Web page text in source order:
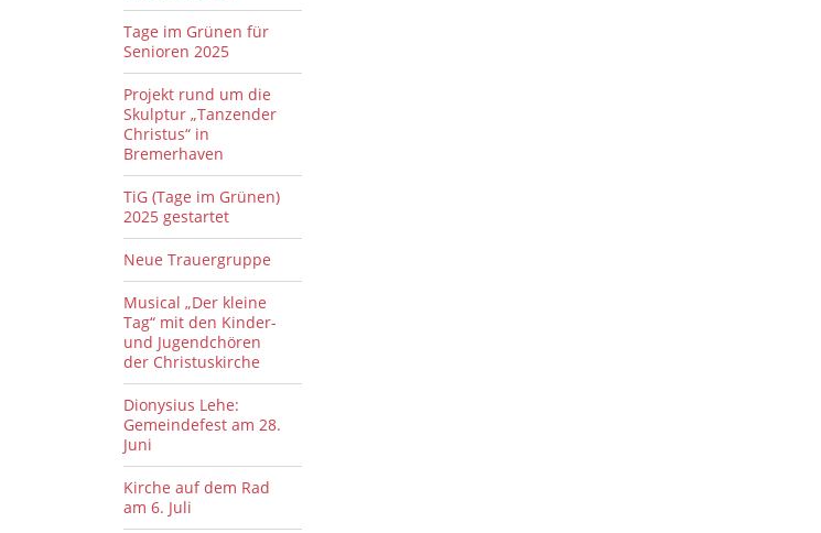
Tage im Grünen für
Senioren 2025
Projekt rund um die
Skulptur „Tanzender
Christus“ in
Bremerhaven
TiG (Tage im Grünen)
2025 gestartet
Neue Trauergruppe
Musical „Der kleine
Tag“ mit den Kinder-
und Jugendchören
der Christuskirche
Dionysius Lehe:
Gemeindefest am 28.
Juni
Kirche auf dem Rad
am 6. Juli